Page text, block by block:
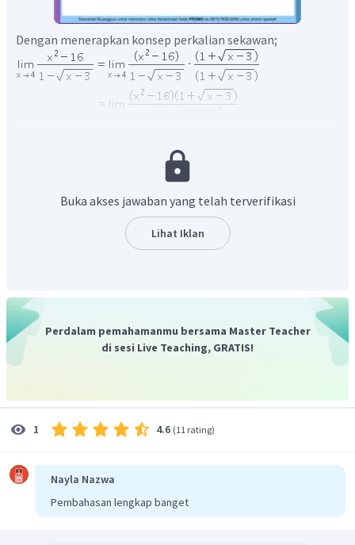
Dengan menerapkan konsep perkalian sekawan;
Jadi, Nilai dari
.
Oleh karena itu, Jawaban yang benar adalah A
Buka akses jawaban yang telah terverifikasi
Lihat Iklan
Perdalam pemahamanmu bersama Master Teacher
di sesi Live Teaching, GRATIS!
1 4.6 (11 rating)
Nayla Nazwa
Pembahasan lengkap banget